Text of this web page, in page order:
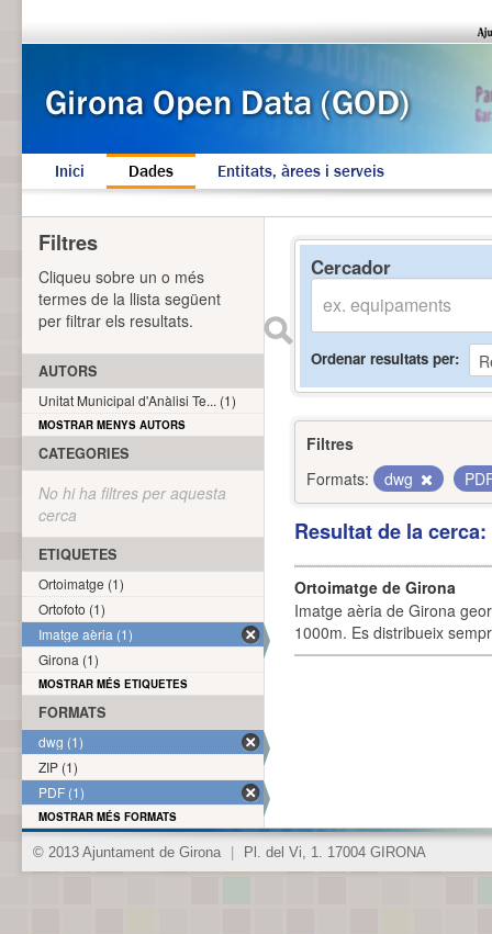
Inici Dades Entitats, àrees i serveis
Cercador
Ordenar resultats per
Filtres
Formats:
dwg
Resultat de la
Ortoimatge de Girona
Imatge aèria de Girona
1000m. Es distribueix
Filtres
Cliqueu sobre un o més
termes de la llista següent
per filtrar els resultats.
AUTORS
Unitat Municipal d'Anàlisi Te... (1)
MOSTRAR MENYS AUTORS
CATEGORIES
No hi ha filtres per aquesta
cerca
ETIQUETES
Ortoimatge (1)
Ortofoto (1)
Imatge aèria (1)
Girona (1)
MOSTRAR MÉS ETIQUETES
FORMATS
dwg (1)
ZIP (1)
PDF (1)
MOSTRAR MÉS FORMATS
© 2013 Ajuntament de Girona Pl. del Vi, 1. 17004 GIRONA